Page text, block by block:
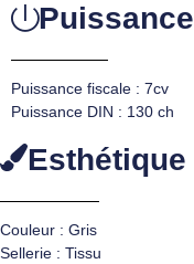
Puissance
Puissance fiscale : 7cv
Puissance DIN : 130 ch
Esthétique
Couleur : Gris
Sellerie : Tissu